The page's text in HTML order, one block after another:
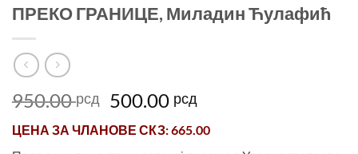
у
ПРЕКО ГРАНИЦЕ, Миладин Ћулафић
950.00рсд
Оригинална
је
500.00 рсдТренутна
је:
ЦЕНА ЗА ЧЛАНОВЕ СКЗ: 665.00